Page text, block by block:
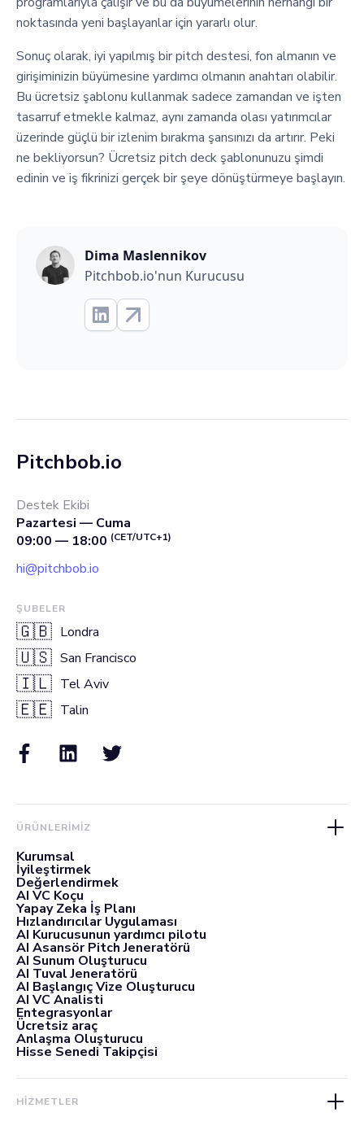
noktasında yeni başlayanlar için yararlı olur.
Sonuç olarak, iyi yapılmış bir pitch destesi, fon almanın ve
girişiminizin büyümesine yardımcı olmanın anahtarı olabilir.
Bu ücretsiz şablonu kullanmak sadece zamandan ve işten
tasarruf etmekle kalmaz, aynı zamanda olası yatırımcılar
üzerinde güçlü bir izlenim bırakma şansınızı da artırır. Peki
ne bekliyorsun? Ücretsiz pitch deck şablonunuzu şimdi
edinin ve iş fikrinizi gerçek bir şeye dönüştürmeye başlayın.
Dima Maslennikov
Pitchbob.io'nun Kurucusu
Pitchbob.io
Destek Ekibi
Pazartesi — Cuma
09:00 — 18:00 (CET/UTC+1)
hi@pitchbob.io
ŞUBELER
🇬🇧 Londra
🇺🇸 San Francisco
🇮🇱 Tel Aviv
🇪🇪 Talin
ÜRÜNLERIMIZ
Kurumsal
İyileştirmek
Değerlendirmek
AI VC Koçu
Yapay Zeka İş Planı
Hızlandırıcılar Uygulaması
AI Kurucusunun yardımcı pilotu
AI Asansör Pitch Jeneratörü
AI Sunum Oluşturucu
AI Tuval Jeneratörü
AI Başlangıç Vize Oluşturucu
AI VC Analisti
Entegrasyonlar
Ücretsiz araç
Anlaşma Oluşturucu
Hisse Senedi Takipçisi
HİZMETLER